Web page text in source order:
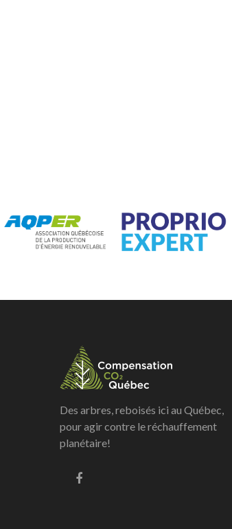
Des arbres, reboisés ici au Québec,
pour agir contre le réchauffement
planétaire!